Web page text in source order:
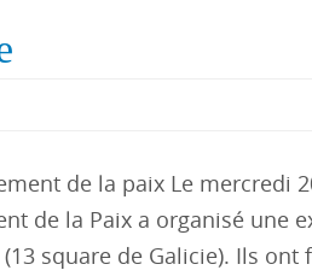
de la paix Le mercredi
de la Paix a organisé une
square de Galicie). Ils ont